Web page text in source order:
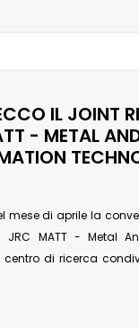
IL JOINT
- METAL
mese di aprile la
MATT - Metal
centro di ricerca